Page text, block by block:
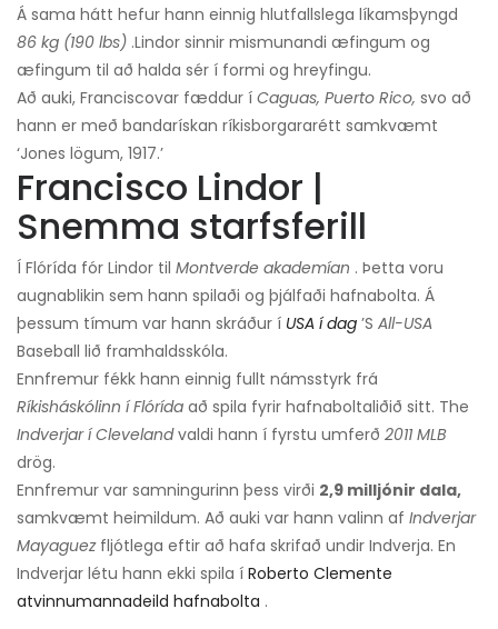
Á sama hátt hefur hann einnig hlutfallslega líkamsþyngd
86 kg (190 lbs) .Lindor sinnir mismunandi æfingum og
æfingum til að halda sér í formi og hreyfingu.
Að auki, Franciscovar fæddur í Caguas, Puerto Rico, svo að
hann er með bandarískan ríkisborgararétt samkvæmt
‘Jones lögum, 1917.’
Francisco Lindor |
Snemma starfsferill
Í Flórída fór Lindor til Montverde akademían . Þetta voru
augnablikin sem hann spilaði og þjálfaði hafnabolta. Á
þessum tímum var hann skráður í USA í dag ’S All-USA
Baseball lið framhaldsskóla.
Ennfremur fékk hann einnig fullt námsstyrk frá
Ríkisháskólinn í Flórída að spila fyrir hafnaboltaliðið sitt. The
Indverjar í Clevelandvaldi hann í fyrstu umferð 2011 MLB
drög.
Ennfremur var samningurinn þess virði 2,9 milljónir dala,
samkvæmt heimildum. Að auki var hann valinn af Indverjar
Mayaguezfljótlega eftir að hafa skrifað undir Indverja. En
Indverjar létu hann ekki spila í Roberto Clemente
atvinnumannadeild hafnabolta .